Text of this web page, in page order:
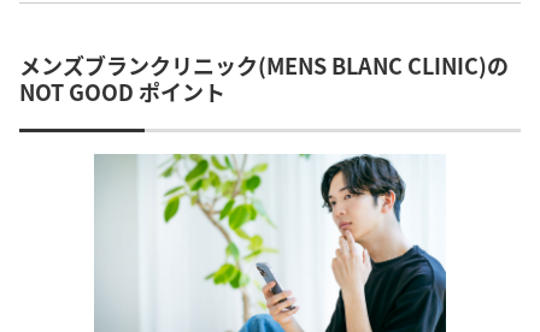
メンズブランクリニック(MENS BLANC CLINIC)の
NOT GOOD ポイント